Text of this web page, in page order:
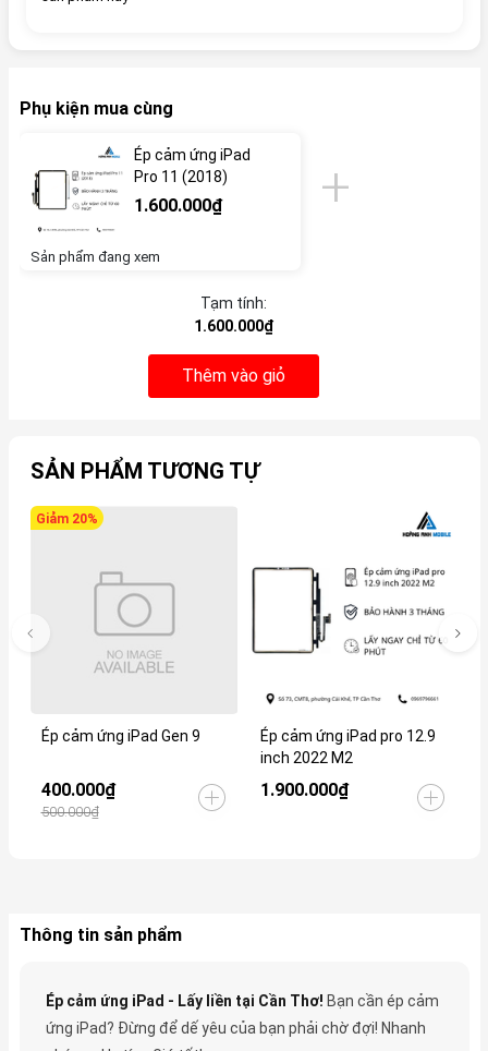
Phụ kiện mua cùng
Ép cảm ứng iPad
Pro 11 (2018)
1.600.000₫
Sản phẩm đang xem
Tạm tính:
1.600.000₫
Thêm vào giỏ
SẢN PHẨM TƯƠNG TỰ
Giảm 20%
Ép cảm ứng iPad Gen 9
400.000₫
500.000₫
Ép cảm ứng iPad pro 12.9
inch 2022 M2
1.900.000₫
Thông tin sản phẩm
Ép cảm ứng iPad - Lấy liền tại Cần Thơ! Bạn cần ép cảm
ứng iPad? Đừng để dế yêu của bạn phải chờ đợi! Nhanh